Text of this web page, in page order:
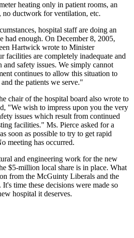
heating only in patient rooms, an
no ductwork for ventilation, etc.
hospital staff are doing an
had enough. On December 8, 2005,
Hartwick wrote to Minister
facilities are completely inadequate and
and safety issues. We simply cannot
continues to allow this situation to
the patients we serve."
chair of the hospital board also wrote to
"We wish to impress upon you the very
issues which result from continued
facilities." Ms. Pierce asked for a
soon as possible to try to get rapid
meeting has occurred.
and engineering work for the new
$5-million local share is in place. What
from the McGuinty Liberals and the
time these decisions were made so
hospital it deserves.